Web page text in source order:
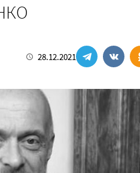
28.12.2021